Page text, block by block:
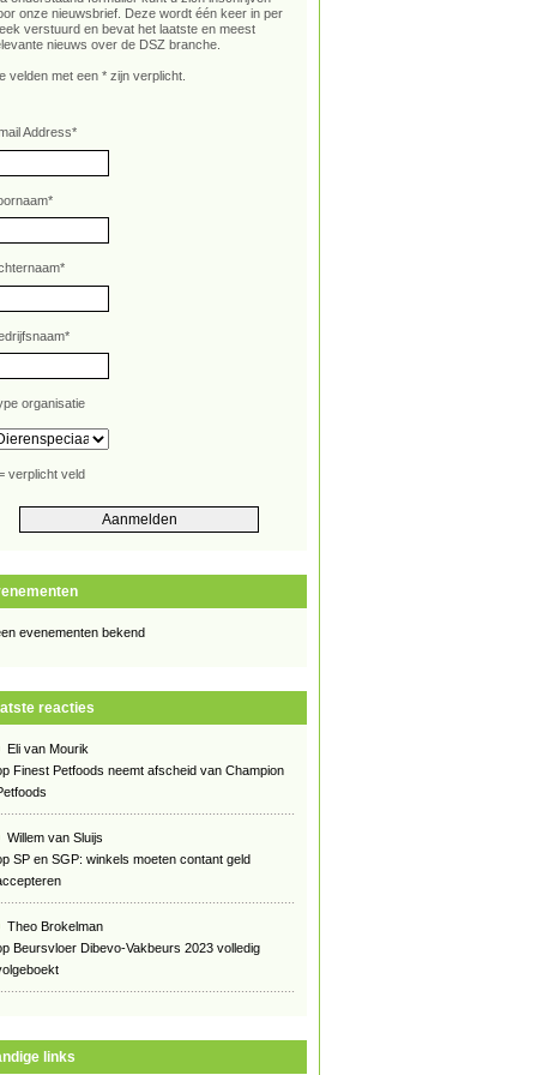
onze nieuwsbrief. Deze wordt één keer in per
verstuurd en bevat het laatste en meest
nieuws over de DSZ branche.
velden met een * zijn verplicht.
Address*
*
*
*
organisatie
verplicht veld
evenementen bekend
reacties
Eli van Mourik
Finest Petfoods neemt afscheid van Champion
Willem van Sluijs
SP en SGP: winkels moeten contant geld
Theo Brokelman
Beursvloer Dibevo-Vakbeurs 2023 volledig
links